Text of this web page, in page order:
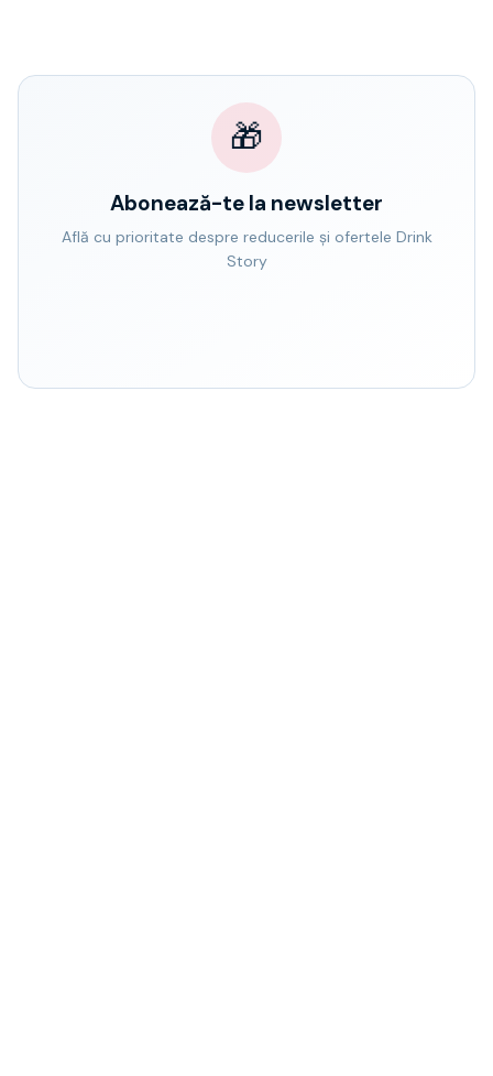
🎁
Abonează-te la newsletter
Află cu prioritate despre reducerile și ofertele Drink
Story